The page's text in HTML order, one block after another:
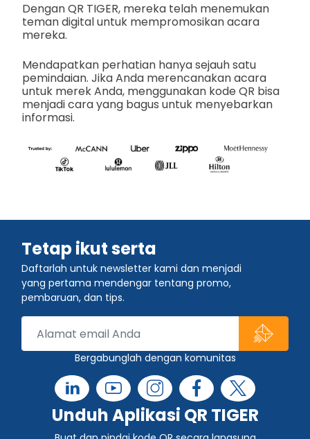
Dengan QR TIGER, mereka telah menemukan
teman digital untuk mempromosikan acara
mereka.
Mendapatkan perhatian hanya sejauh satu
pemindaian. Jika Anda merencanakan acara
untuk merek Anda, menggunakan kode QR bisa
menjadi cara yang bagus untuk menyebarkan
informasi.
Tetap ikut serta
Daftarlah untuk newsletter kami dan menjadi
yang pertama mendengar tentang promo,
pembaruan, dan tips.
Bergabunglah dengan komunitas
Unduh Aplikasi QR TIGER